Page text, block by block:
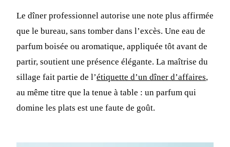
Le dîner professionnel autorise une note plus affirmée
que le bureau, sans tomber dans l’excès. Une eau de
parfum boisée ou aromatique, appliquée tôt avant de
partir, soutient une présence élégante. La maîtrise du
sillage fait partie de l’étiquette d’un dîner d’affaires,
au même titre que la tenue à table : un parfum qui
domine les plats est une faute de goût.